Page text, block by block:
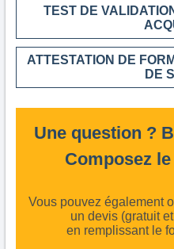
TEST DE
ATTESTATION DE
DE
Une question ?
Composez le
Vous pouvez également
un devis (gratuit
en remplissant le